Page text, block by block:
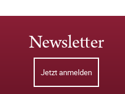
Newsletter
Jetzt anmelden